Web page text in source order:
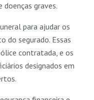
graves.
para ajudar os
do segurado. Essas
contratada, e os
designados em